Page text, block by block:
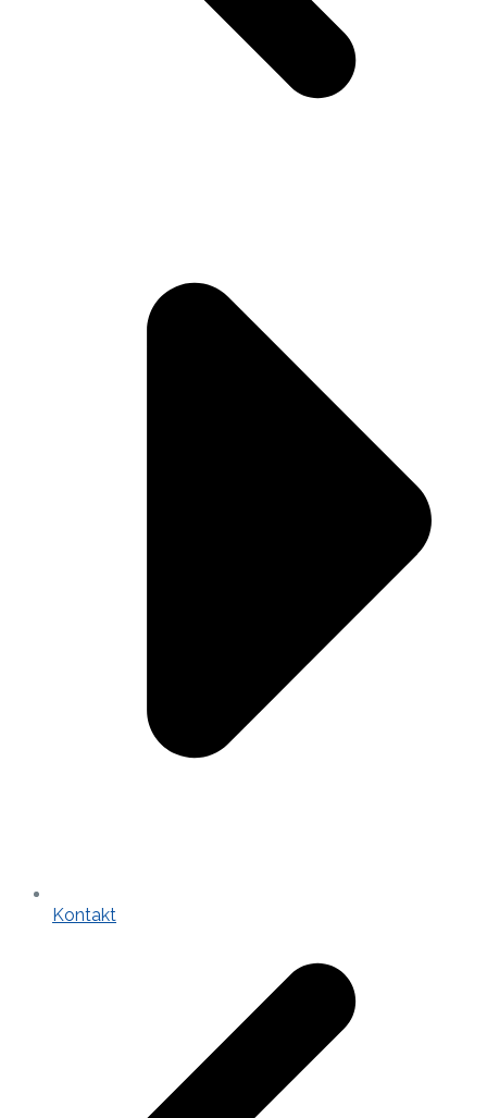
Kontakt